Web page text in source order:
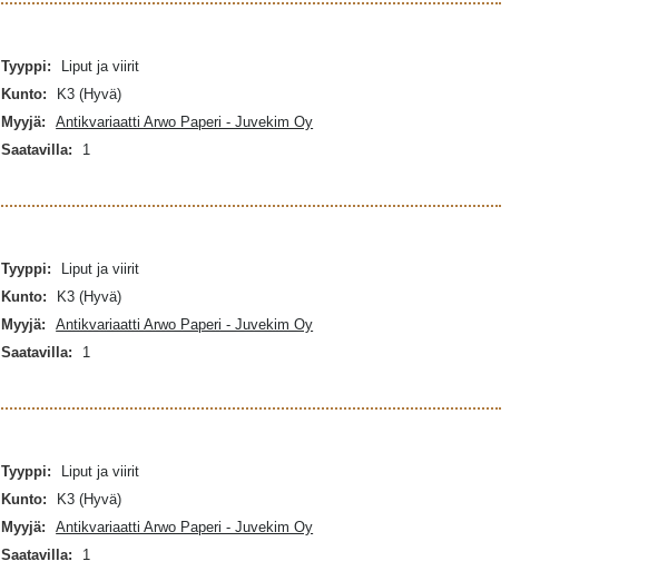
Tyyppi:
Liput ja viirit
Kunto:
K3 (Hyvä)
Myyjä:
Antikvariaatti Arwo Paperi - Juvekim Oy
Saatavilla:
1
Tyyppi:
Liput ja viirit
Kunto:
K3 (Hyvä)
Myyjä:
Antikvariaatti Arwo Paperi - Juvekim Oy
Saatavilla:
1
Tyyppi:
Liput ja viirit
Kunto:
K3 (Hyvä)
Myyjä:
Antikvariaatti Arwo Paperi - Juvekim Oy
Saatavilla:
1